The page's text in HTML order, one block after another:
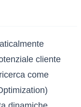
cliente
come